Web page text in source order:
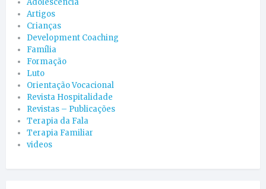
Artigos
Crianças
Development Coaching
Família
Formação
Luto
Orientação Vocacional
Revista Hospitalidade
Revistas – Publicações
Terapia da Fala
Terapia Familiar
videos